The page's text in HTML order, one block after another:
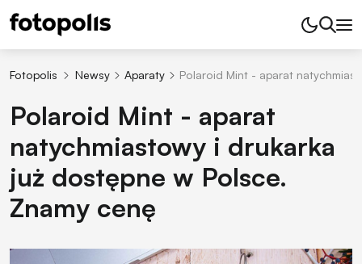
Fotopolis Newsy Aparaty Polaroid Mint - aparat
Polaroid Mint - aparat
natychmiastowy i drukarka
już dostępne w Polsce.
Znamy cenę